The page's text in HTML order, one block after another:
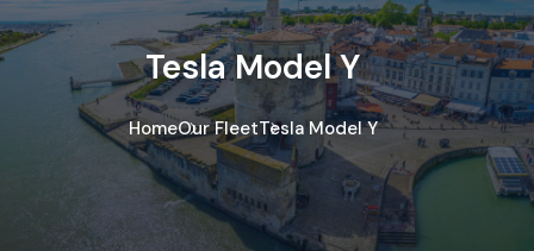
Tesla Model Y
HomeOur FleetTesla Model Y